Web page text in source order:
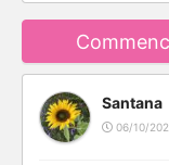
Santana
06/10/